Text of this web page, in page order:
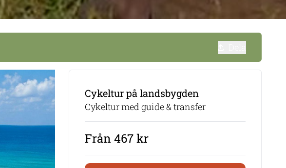
Cykeltur på landsbygden
Cykeltur med guide & transfer
Från 467 kr